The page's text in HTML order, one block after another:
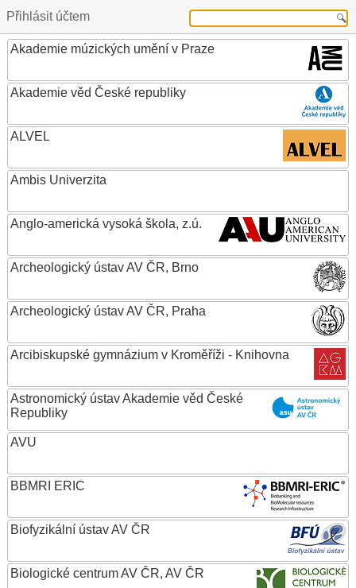
Přihlásit účtem
Akademie múzických umění v Praze
Akademie věd České republiky
ALVEL
Ambis Univerzita
Anglo-americká vysoká škola, z.ú.
Archeologický ústav AV ČR, Brno
Archeologický ústav AV ČR, Praha
Arcibiskupské gymnázium v Kroměříži - Knihovna
Astronomický ústav Akademie věd České
Republiky
AVU
BBMRI ERIC
Biofyzikální ústav AV ČR
Biologické centrum AV ČR, AV ČR